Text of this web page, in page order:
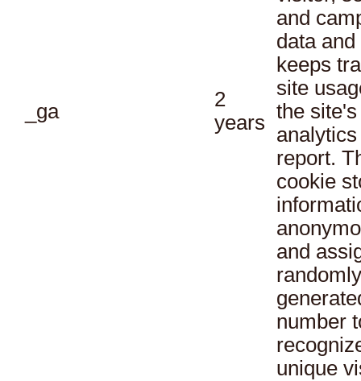
_ga
2
years
and
data and
keeps
site
the site's
analytics
report.
cookie
and
randomly
number
unique